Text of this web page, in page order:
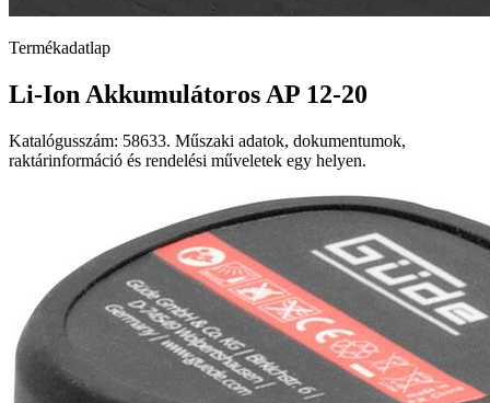
Termékadatlap
Li-Ion Akkumulátoros AP 12-20
Katalógusszám: 58633. Műszaki adatok, dokumentumok,
raktárinformáció és rendelési műveletek egy helyen.